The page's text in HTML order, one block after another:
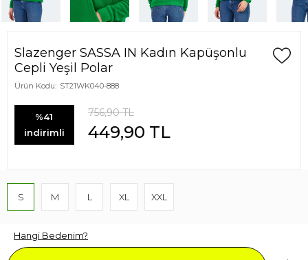
Slazenger SASSA IN Kadın Kapüşonlu
Cepli Yeşil Polar
Ürün Kodu: ST21WK040-888
%41
indirimli
756,90TL
449,90 TL
S M L XL XXL
Hangi Bedenim?